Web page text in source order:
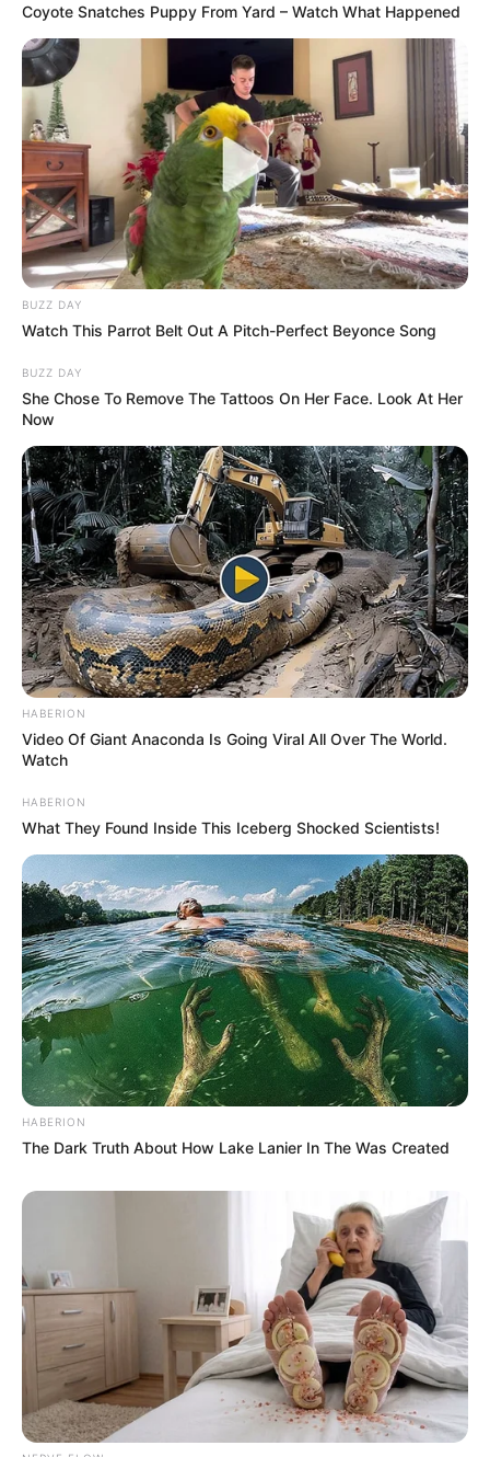
Coyote Snatches Puppy From Yard – Watch What Happened
BUZZ DAY
Watch This Parrot Belt Out A Pitch-Perfect Beyonce Song
BUZZ DAY
She Chose To Remove The Tattoos On Her Face. Look At Her
Now
HABERION
Video Of Giant Anaconda Is Going Viral All Over The World.
Watch
HABERION
What They Found Inside This Iceberg Shocked Scientists!
HABERION
The Dark Truth About How Lake Lanier In The Was Created